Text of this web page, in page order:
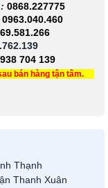
0868.227775
0963.040.460
704 139
bán hàng tận tâm.
Thạnh
Thanh Xuân